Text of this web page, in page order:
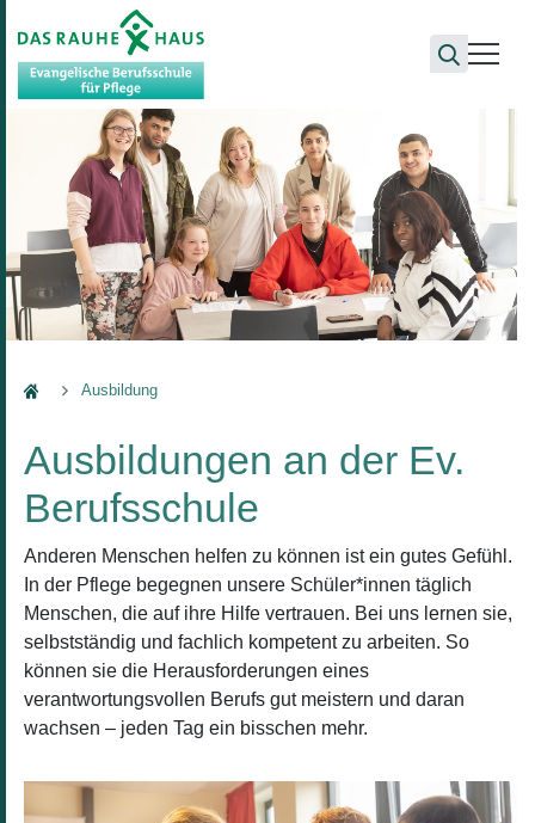
Berufsschule
Ausbildung
Ausbildungen an der Ev.
Berufsschule
Anderen Menschen helfen zu können ist ein gutes Gefühl.
In der Pflege begegnen unsere Schüler*innen täglich
Menschen, die auf ihre Hilfe vertrauen. Bei uns lernen sie,
selbstständig und fachlich kompetent zu arbeiten. So
können sie die Herausforderungen eines
verantwortungsvollen Berufs gut meistern und daran
wachsen – jeden Tag ein bisschen mehr.